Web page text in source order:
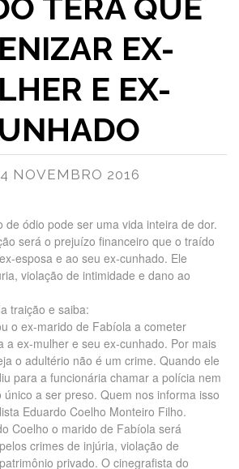
TERÁ QUE
EX-
E EX-
NOVEMBRO 2016
de ódio pode ser uma vida inteira de dor.
será o prejuízo financeiro que o traído
esposa e ao seu ex-cunhado. Ele
violação de intimidade e dano ao
traição e saiba:
o ex-marido de Fabíola a cometer
a ex-mulher e seu ex-cunhado. Por mais
o adultério não é um crime. Quando ele
para a funcionária chamar a polícia nem
a ser preso. Quem nos informa isso
Eduardo Coelho Monteiro Filho.
Coelho o marido de Fabíola será
crimes de injúria, violação de
privado. O cinegrafista do